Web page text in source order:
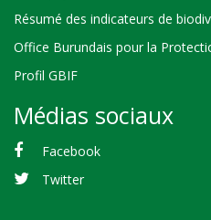
Résumé des indicateurs de
Office Burundais pour la
Profil GBIF
Médias sociaux
Facebook
Twitter